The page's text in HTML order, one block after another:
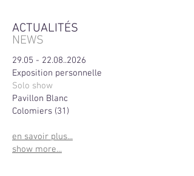
ACTUALITÉS
NEWS
29.05 - 22.08..2026
Exposition personnelle
Solo show
Pavillon Blanc
Colomiers (31)
en savoir plus...
show more...